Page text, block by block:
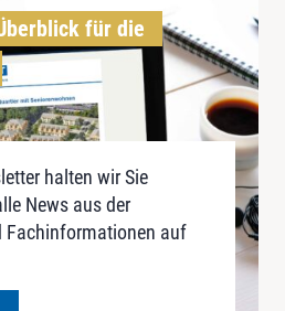
für die
halten wir Sie
News aus der
Fachinformationen auf